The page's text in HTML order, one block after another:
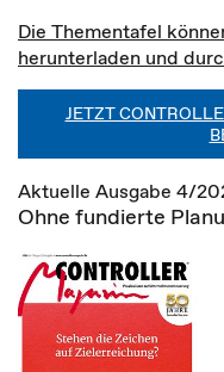
Die Thementafel
herunterladen und
JETZT
Aktuelle Ausgabe 4/
Ohne fundierte